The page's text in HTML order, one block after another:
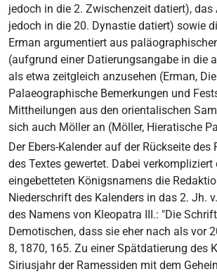
jedoch in die 2. Zwischenzeit datiert),
jedoch in die 20. Dynastie datiert) sowie
Erman argumentiert aus
(aufgrund einer Datierungsangabe in die
als etwa zeitgleich anzusehen (Erman,
Palaeographische Bemerkungen und
Mittheilungen aus den orientalischen
sich auch Möller an (Möller, Hieratische
Der Ebers-Kalender auf der Rückseite
des Textes gewertet. Dabei
eingebetteten Königsnamens die
Niederschrift des Kalenders in das 2. Jh.
des Namens von Kleopatra III.: "Die
Demotischen, dass sie eher nach als vor
8, 1870, 165. Zu einer Spätdatierung des
Siriusjahr der Ramessiden mit dem